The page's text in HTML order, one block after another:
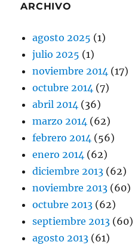
ARCHIVO
agosto 2025 (1)
julio 2025 (1)
noviembre 2014 (17)
octubre 2014 (7)
abril 2014 (36)
marzo 2014 (62)
febrero 2014 (56)
enero 2014 (62)
diciembre 2013 (62)
noviembre 2013 (60)
octubre 2013 (62)
septiembre 2013 (60)
agosto 2013 (61)